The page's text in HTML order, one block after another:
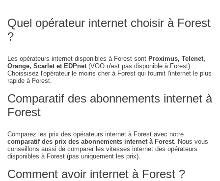
Quel opérateur internet choisir à Forest
?
Les opérateurs internet disponibles à Forest sont Proximus, Telenet,
Orange, Scarlet et EDPnet (VOO n'est pas disponible à Forest).
Choissisez l'opérateur le moins cher à Forest qui fournit l'internet le plus
rapide à Forest.
Comparatif des abonnements internet à
Forest
Comparez les prix des opérateurs internet à Forest avec notre
comparatif des prix des abonnements internet à Forest . Nous vous
conseillons aussi de comparer les vitesses internet des opérateurs
disponibles à Forest (pas uniquement les prix).
Comment avoir internet à Forest ?